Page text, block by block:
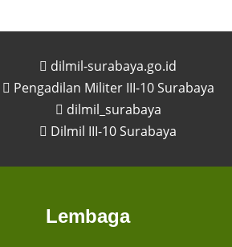
dilmil-surabaya.go.id
Pengadilan Militer III-10 Surabaya
dilmil_surabaya
Dilmil III-10 Surabaya
Lembaga